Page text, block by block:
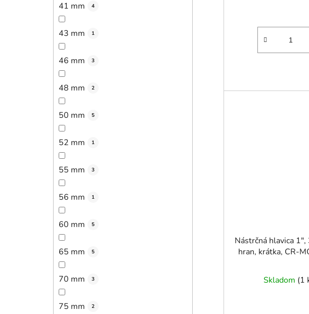
41 mm 4
43 mm 1
46 mm 3
48 mm 2
50 mm 5
52 mm 1
55 mm 3
56 mm 1
60 mm 5
65 mm 5
70 mm 3
75 mm 2
Nástrčná hlavica
hran, krátka, CR-
Skladom (1